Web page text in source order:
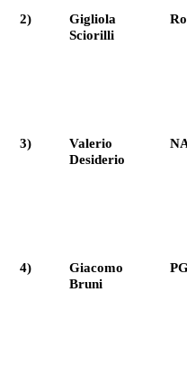
2)
Gigliola
Sciorilli
3)
Valerio
Desiderio
4)
Giacomo
Bruni